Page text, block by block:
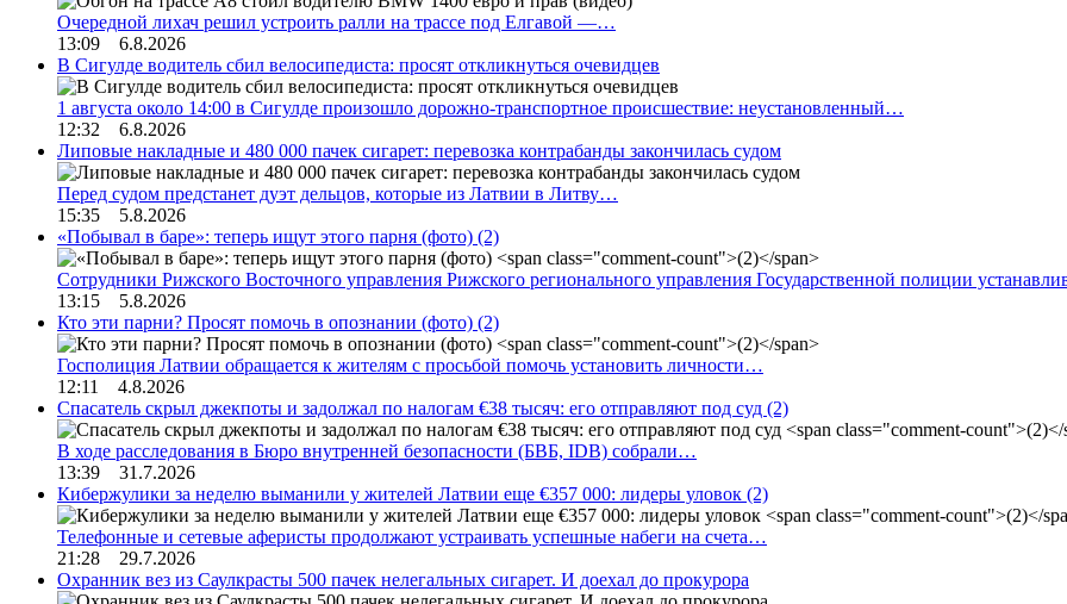
Очередной лихач решил устроить ралли на трассе под Елгавой —…
13:09 6.8.2026
В Сигулде водитель сбил велосипедиста: просят откликнуться очевидцев
1 августа около 14:00 в Сигулде произошло дорожно-транспортное происшествие: неустановленный…
12:32 6.8.2026
Липовые накладные и 480 000 пачек сигарет: перевозка контрабанды закончилась судом
Перед судом предстанет дуэт дельцов, которые из Латвии в Литву…
15:35 5.8.2026
«Побывал в баре»: теперь ищут этого парня (фото) (2)
Сотрудники Рижского Восточного управления Рижского регионального управления Государственной полиции
13:15 5.8.2026
Кто эти парни? Просят помочь в опознании (фото) (2)
Госполиция Латвии обращается к жителям с просьбой помочь установить личности…
12:11 4.8.2026
Спасатель скрыл джекпоты и задолжал по налогам €38 тысяч: его отправляют под суд (2)
В ходе расследования в Бюро внутренней безопасности (БВБ, IDB) собрали…
13:39 31.7.2026
Кибержулики за неделю выманили у жителей Латвии еще €357 000: лидеры уловок (2)
Телефонные и сетевые аферисты продолжают устраивать успешные набеги на счета…
21:28 29.7.2026
Охранник вез из Саулкрасты 500 пачек нелегальных сигарет. И доехал до прокурора